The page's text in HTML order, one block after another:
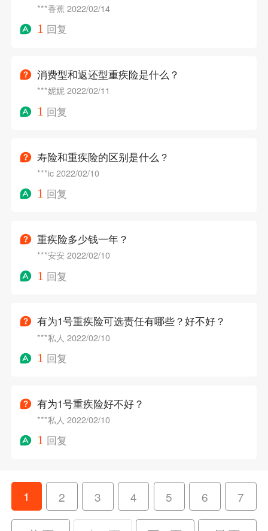
***香蕉 2022/02/14
1 回复
消费型和返还型重疾险是什么？
***妮妮 2022/02/11
1 回复
寿险和重疾险的区别是什么？
***ic 2022/02/10
1 回复
重疾险多少钱一年？
***安安 2022/02/10
1 回复
有为1号重疾险可选责任有哪些？好不好？
***私人 2022/02/10
1 回复
有为1号重疾险好不好？
***私人 2022/02/10
1 回复
1 2 3 4 5 6 7